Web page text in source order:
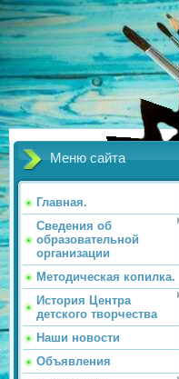
Меню сайта
Главная.
Сведения об
образовательной
организации
Методическая копилка.
История Центра
детского творчества
Наши новости
Объявления